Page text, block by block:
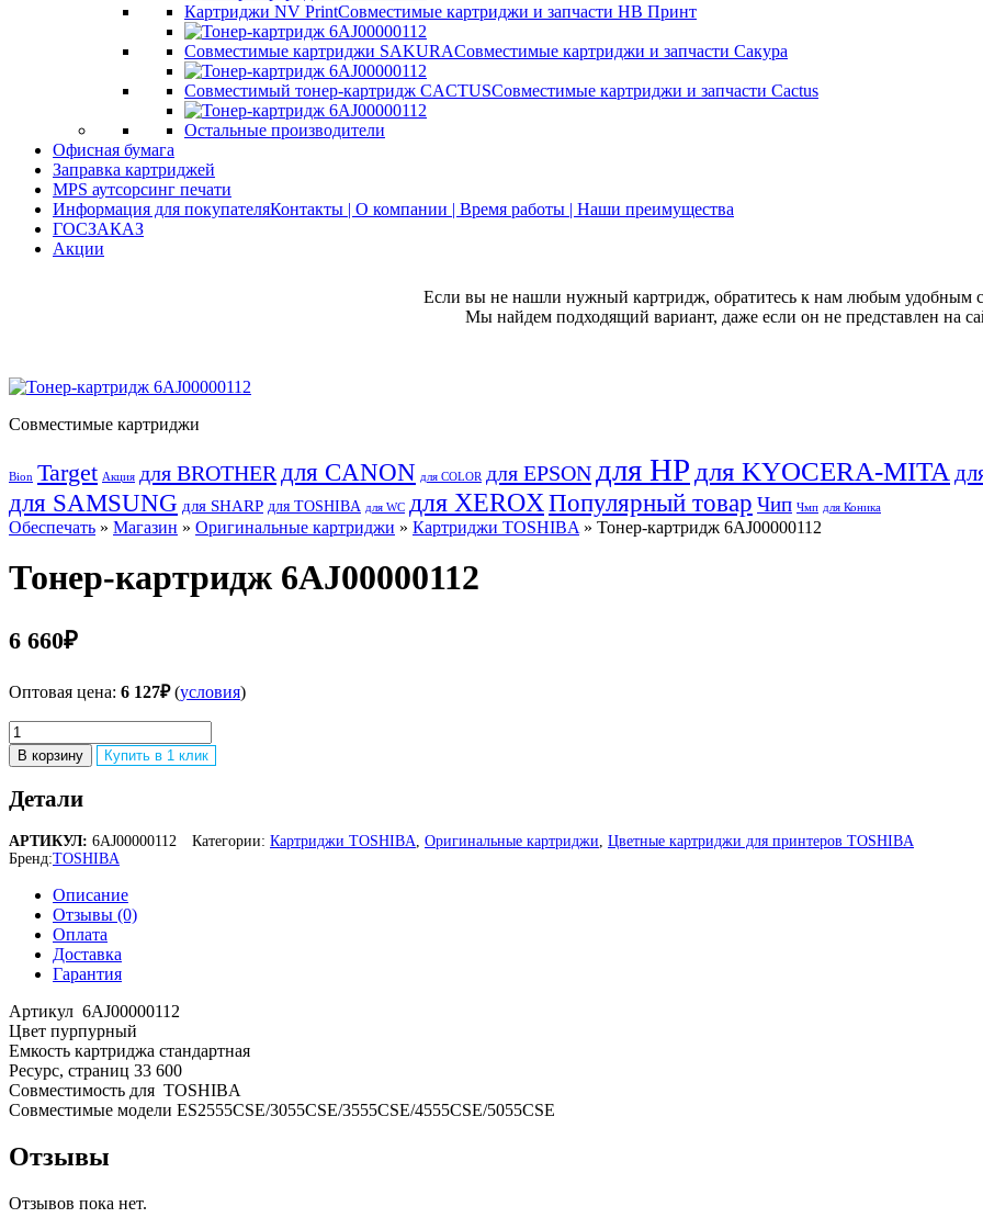
Картриджи NV PrintСовместимые картриджи и запчасти НВ Принт
Совместимые картриджи SAKURAСовместимые картриджи и запчасти Сакура
Совместимый тонер-картридж CACTUSСовместимые картриджи и запчасти Cactus
Остальные производители
Офисная бумага
Заправка картриджей
MPS аутсорсинг печати
Информация для покупателяКонтакты | О компании | Время работы | Наши преимущества
ГОСЗАКАЗ
Акции
Если вы не нашли нужный картридж, обратитесь к нам любым удобным
Мы найдем подходящий вариант, даже если он не представлен на
Совместимые картриджи
Bion Target Акция для BROTHER для CANON для COLOR для EPSON для HP для KYOCERA-MITA
для SAMSUNG для SHARP для TOSHIBA для WC для XEROX Популярный товар Чип Чмп для Коника
Обеспечать » Магазин » Оригинальные картриджи » Картриджи TOSHIBA » Тонер-картридж 6AJ00000112
Тонер-картридж 6AJ00000112
6 660₽
Оптовая цена: 6 127₽(условия)
Количество
товара
Тонер-
картридж
6AJ00000112
В корзину Купить в 1 клик
Детали
АРТИКУЛ: 6AJ00000112 Категории: Картриджи TOSHIBA Оригинальные картриджи Цветные картриджи для принтеров TOSHIBA
Бренд:TOSHIBA
Описание
Отзывы (0)
Оплата
Доставка
Гарантия
Артикул 6AJ00000112
Цвет пурпурный
Емкость картриджа стандартная
Ресурс, страниц 33 600
Совместимость для TOSHIBA
Совместимые модели ES2555CSE/3055CSE/3555CSE/4555CSE/5055CSE
Отзывы
Отзывов пока нет.